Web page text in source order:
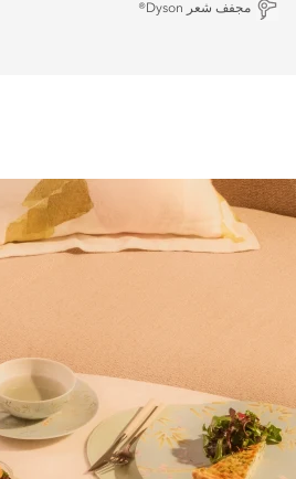
مجفف شعر Dyson®